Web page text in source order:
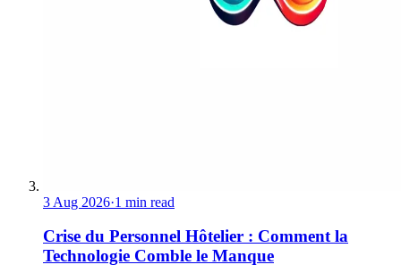
3 Aug 2026·1 min read
Crise du Personnel Hôtelier : Comment la
Technologie Comble le Manque